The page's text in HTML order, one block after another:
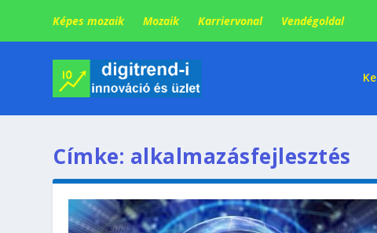
Képes mozaik Mozaik Karriervonal Vendégoldal
Címke: alkalmazásfejlesztés